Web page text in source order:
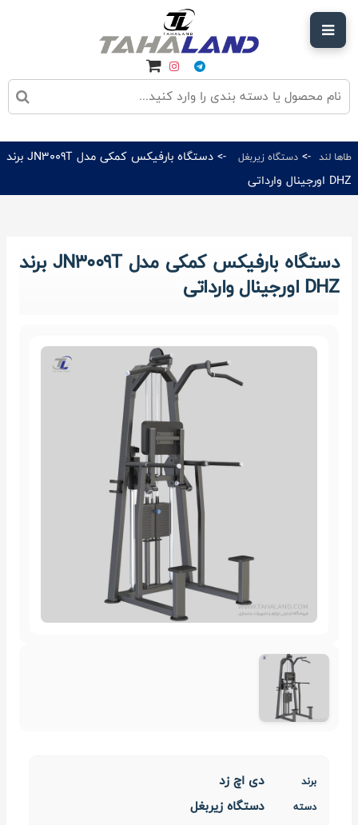
طاها لند -> دستگاه زیربغل
-> دستگاه بارفیکس کمکی مدل JN3009T برند
DHZ اورجینال وارداتی
دستگاه بارفیکس کمکی مدل JN3009T برند
DHZ اورجینال وارداتی
برند دی اچ زد
دسته دستگاه زیربغل